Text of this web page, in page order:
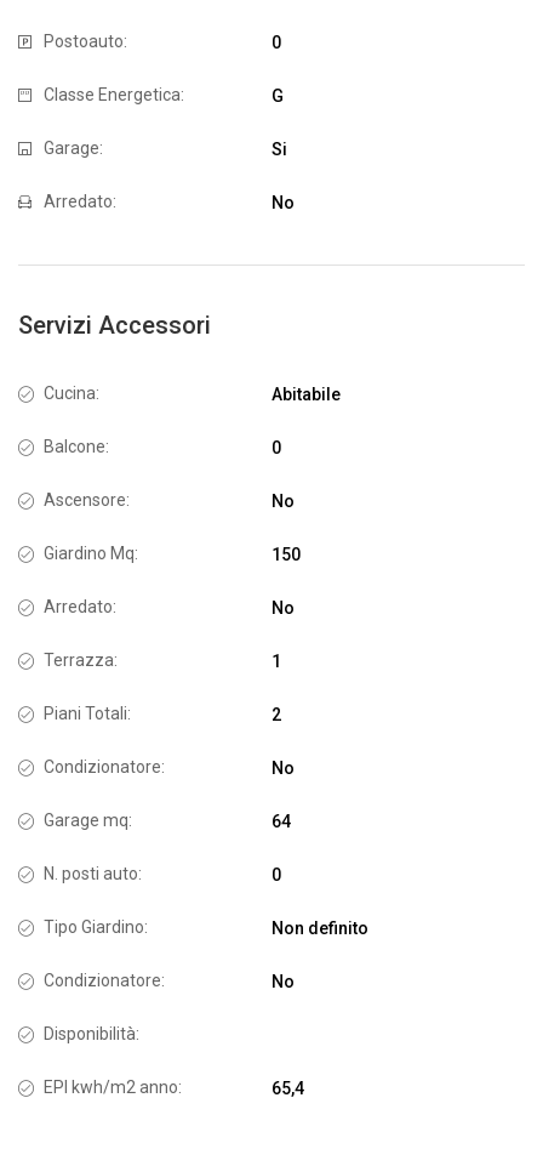
Postoauto: 0
Classe Energetica: G
Garage: Si
Arredato: No
Servizi Accessori
Cucina: Abitabile
Balcone: 0
Ascensore: No
Giardino Mq: 150
Arredato: No
Terrazza: 1
Piani Totali: 2
Condizionatore: No
Garage mq: 64
N. posti auto: 0
Tipo Giardino: Non definito
Condizionatore: No
Disponibilità:
EPI kwh/m2 anno: 65,4